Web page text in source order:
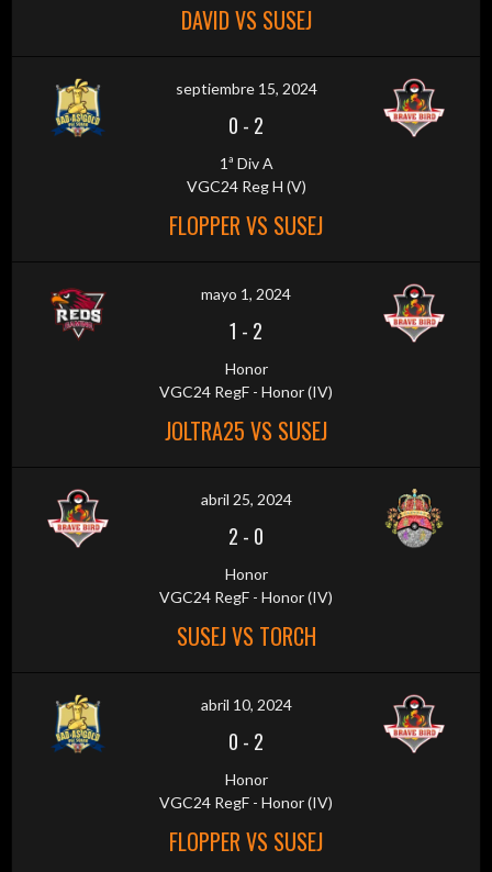
DAVID VS SUSEJ
septiembre 15, 2024
0 - 2
1ª Div A
VGC24 Reg H (V)
FLOPPER VS SUSEJ
mayo 1, 2024
1 - 2
Honor
VGC24 RegF - Honor (IV)
JOLTRA25 VS SUSEJ
abril 25, 2024
2 - 0
Honor
VGC24 RegF - Honor (IV)
SUSEJ VS TORCH
abril 10, 2024
0 - 2
Honor
VGC24 RegF - Honor (IV)
FLOPPER VS SUSEJ